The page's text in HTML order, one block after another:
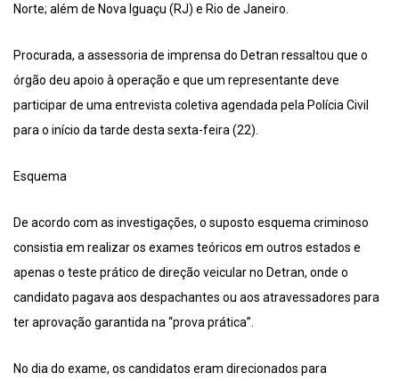
Norte; além de Nova Iguaçu (RJ) e Rio de Janeiro.
Procurada, a assessoria de imprensa do Detran ressaltou que o
órgão deu apoio à operação e que um representante deve
participar de uma entrevista coletiva agendada pela Polícia Civil
para o início da tarde desta sexta-feira (22).
Esquema
De acordo com as investigações, o suposto esquema criminoso
consistia em realizar os exames teóricos em outros estados e
apenas o teste prático de direção veicular no Detran, onde o
candidato pagava aos despachantes ou aos atravessadores para
ter aprovação garantida na “prova prática”.
No dia do exame, os candidatos eram direcionados para